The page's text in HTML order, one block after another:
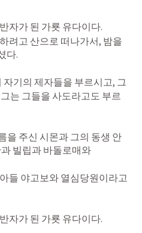
자가 된 가룟 유다이다.
려고 산으로 떠나가서, 밤을
다.
자기의 제자들을 부르시고, 그
는 그들을 사도라고도 부르
을 주신 시몬과 그의 동생 안
빌립과 바돌로매와
들 야고보와 열심당원이라고
자가 된 가룟 유다이다.